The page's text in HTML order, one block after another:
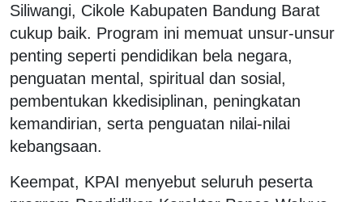
Siliwangi, Cikole Kabupaten Bandung Barat
cukup baik. Program ini memuat unsur-unsur
penting seperti pendidikan bela negara,
penguatan mental, spiritual dan sosial,
pembentukan kkedisiplinan, peningkatan
kemandirian, serta penguatan nilai-nilai
kebangsaan.
Keempat, KPAI menyebut seluruh peserta